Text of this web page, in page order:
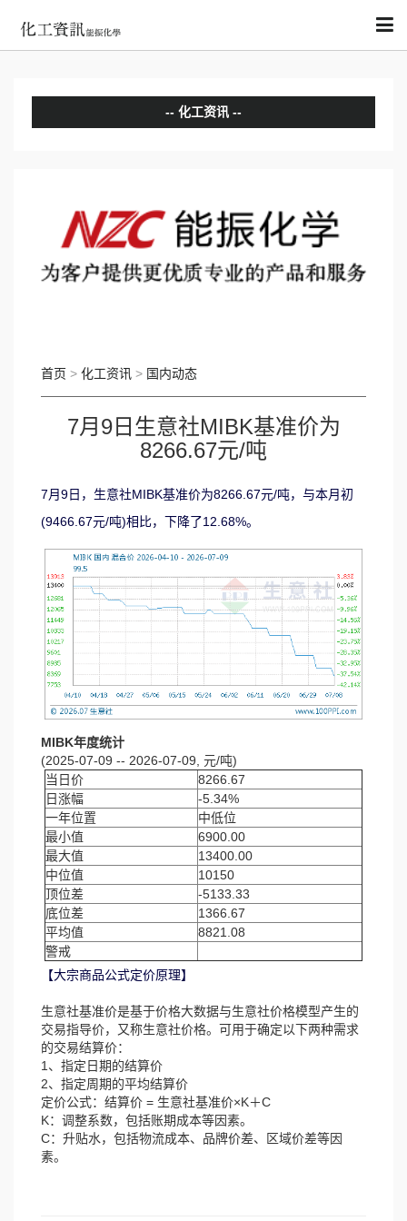
化工资讯
国际动态
首页 > 化工资讯 > 国内动态
7月9日生意社MIBK基准价为
8266.67元/吨
7月9日，生意社MIBK基准价为8266.67元/吨，与本月初
(9466.67元/吨)相比，下降了12.68%。
MIBK年度统计
(2025-07-09 -- 2026-07-09, 元/吨)
当日价
8266.67
日涨幅
-5.34%
一年位置
中低位
最小值
6900.00
最大值
13400.00
中位值
10150
顶位差
-5133.33
底位差
1366.67
平均值
8821.08
警戒
【大宗商品公式定价原理】
生意社基准价是基于价格大数据与生意社价格模型产生的
交易指导价，又称生意社价格。可用于确定以下两种需求
的交易结算价：
1、指定日期的结算价
2、指定周期的平均结算价
定价公式：结算价 = 生意社基准价×K＋C
K：调整系数，包括账期成本等因素。
C：升贴水，包括物流成本、品牌价差、区域价差等因
素。